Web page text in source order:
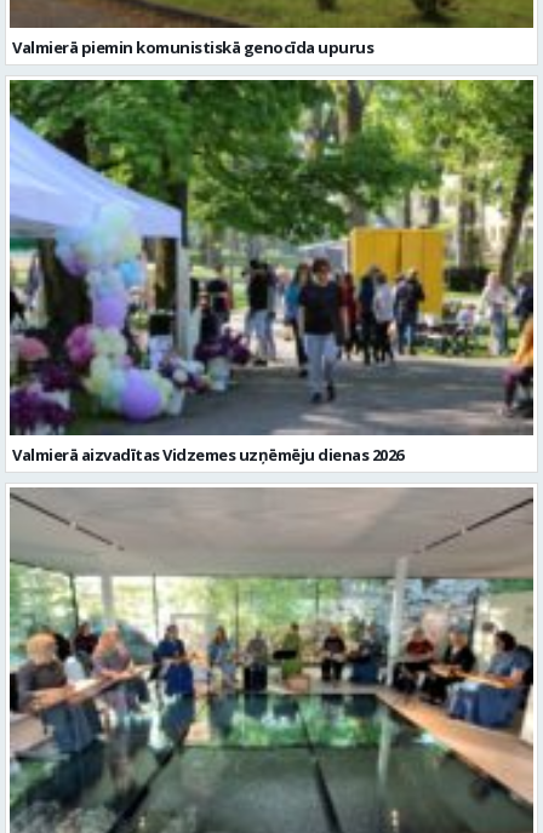
Valmierā piemin komunistiskā genocīda upurus
Valmierā aizvadītas Vidzemes uzņēmēju dienas 2026